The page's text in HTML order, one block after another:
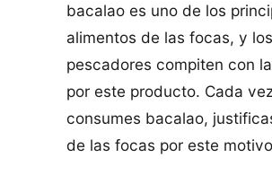
bacalao es uno de los
alimentos de las focas, y los
pescadores compiten con
por este producto. Cada
consumes bacalao,
de las focas por este